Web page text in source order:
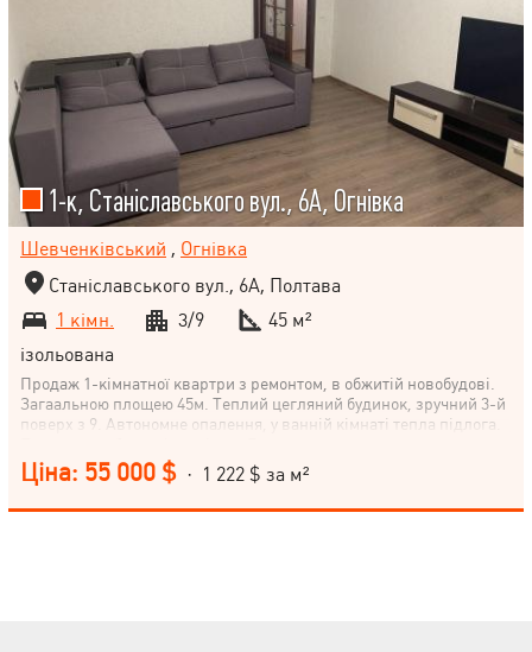
1-к, Станіславського вул., 6А, Огнівка
Шевченківський , Огнівка
Станіславського вул., 6А, Полтава
1 кімн.
3/9
45 м²
ізольована
Продаж 1-кімнатної квартри з ремонтом, в обжитій новобудові.
Загаальною площею 45м. Теплий цегляний будинок, зручний 3-й
поверх з 9. Автономне опалення, у ванній кімнаті тепла підлога.
необхідне для життя: дитячий майданчик, супермаркет, ТРЦ,
відділення пошти, зупинка транспорту, аптека, школа, ринок
Ціна: 55 000 $ · 1 222 $ за м²